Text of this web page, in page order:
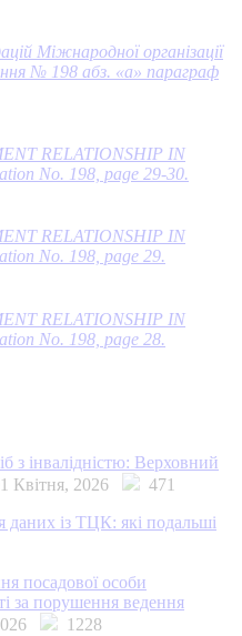
Міжнародної організації
№ 198 абз. «а» параграф
RELATIONSHIP IN
No. 198, page 29-30.
RELATIONSHIP IN
No. 198, page 29.
RELATIONSHIP IN
No. 198, page 28.
з інвалідністю: Верховний
Квітня, 2026
471
даних із ТЦК: які подальші
посадової особи
за порушення ведення
1228